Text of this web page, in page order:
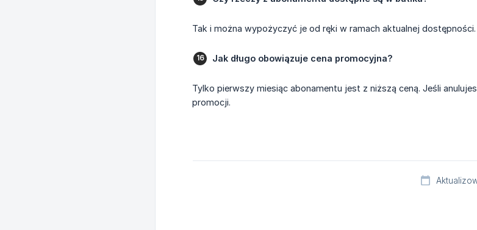
Tak i można wypożyczyć je od ręki w ramach aktualnej dostępności.
Jak długo obowiązuje cena promocyjna?
Tylko pierwszy miesiąc abonamentu jest z niższą ceną. Jeśli
promocji.